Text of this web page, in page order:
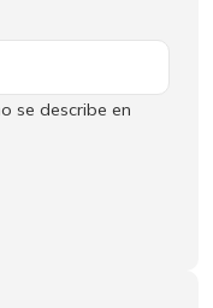
se describe en